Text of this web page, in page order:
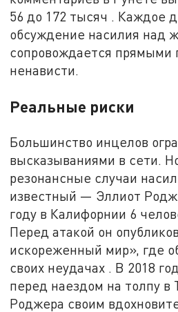
56 до 172 тысяч . Каждое
обсуждение насилия над
сопровождается прямыми
ненависти.
Реальные риски
Большинство инцелов
высказываниями в сети.
резонансные случаи
известный — Эллиот
году в Калифорнии 6
Перед атакой он
искореженный мир», где
своих неудачах . В 2018
перед наездом на толпу в
Роджера своим